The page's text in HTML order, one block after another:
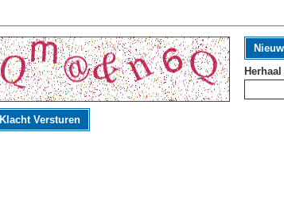
Klacht Versturen